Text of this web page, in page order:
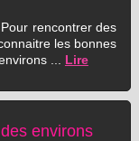
rencontrer des
les bonnes
... Lire
environs